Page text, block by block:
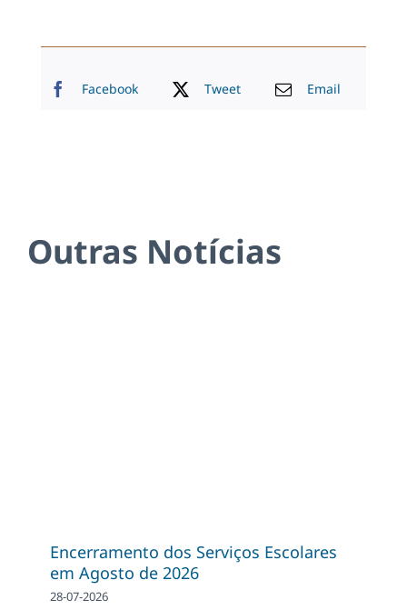
Facebook Tweet Email
Outras Notícias
Encerramento dos Serviços Escolares
em Agosto de 2026
28-07-2026